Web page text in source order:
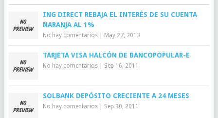
ING DIRECT REBAJA EL INTERÉS DE SU CUENTA
NARANJA AL 1%
No hay comentarios| May 27, 2013
TARJETA VISA HALCÓN DE BANCOPOPULAR-E
No hay comentarios| Sep 16, 2011
SOLBANK DEPÓSITO CRECIENTE A 24 MESES
No hay comentarios| Sep 30, 2011